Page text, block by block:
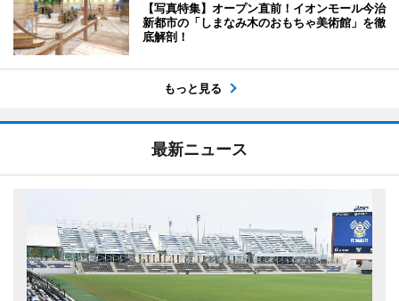
【写真特集】オープン直前！イオンモール今治
新都市の「しまなみ木のおもちゃ美術館」を徹
底解剖！
もっと見る
最新ニュース